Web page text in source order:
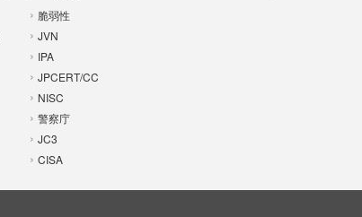
脆弱性
JVN
IPA
JPCERT/CC
NISC
警察庁
JC3
CISA